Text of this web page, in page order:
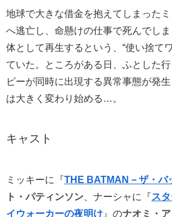
地球で大きな借金を抱えてしまった
へ逃亡し、命懸けの仕事で死んでし
体として再生するという、“使い捨て
ていた。ところがある日、ふとした
ピーが同時に出現する異常事態が発
は大きく変わり始める…。
キャスト
ミッキーに『THE BATMAN－ザ・バ
ト・パティンソン、ナーシャに『ス
イウォーカーの夜明け』のナオミ・